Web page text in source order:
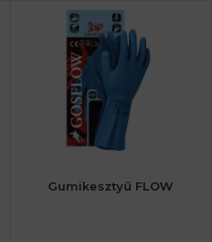
Gumikesztyű FLOW